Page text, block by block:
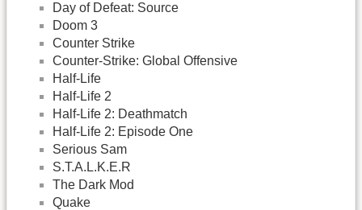
Day of Defeat: Source
Doom 3
Counter Strike
Counter-Strike: Global Offensive
Half-Life
Half-Life 2
Half-Life 2: Deathmatch
Half-Life 2: Episode One
Serious Sam
S.T.A.L.K.E.R
The Dark Mod
Quake